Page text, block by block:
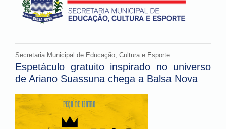
Secretaria Municipal de Educação, Cultura e Esporte
Espetáculo gratuito inspirado no universo
de Ariano Suassuna chega a Balsa Nova